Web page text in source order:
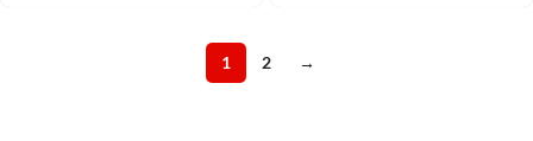
1 2 →